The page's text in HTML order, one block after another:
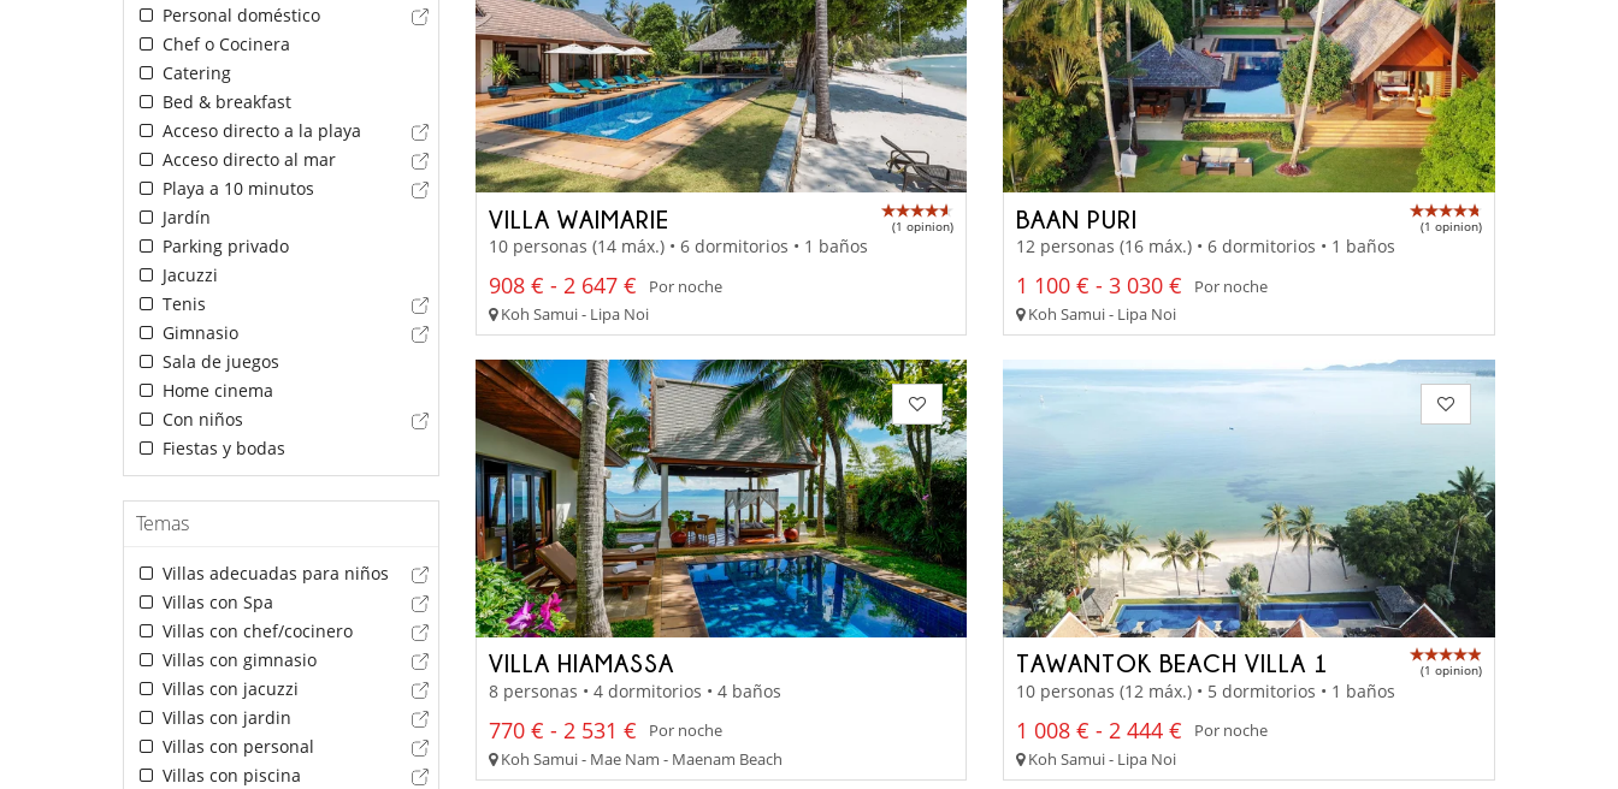
Personal doméstico
Chef o Cocinera
Catering
Bed & breakfast
Acceso directo a la playa
Acceso directo al mar
Playa a 10 minutos
Jardín
Parking privado
Jacuzzi
Tenis
Gimnasio
Sala de juegos
Home cinema
Con niños
Fiestas y bodas
Temas
Villas adecuadas para niños
Villas con Spa
Villas con chef/cocinero
Villas con gimnasio
Villas con jacuzzi
Villas con jardin
Villas con personal
Villas con piscina
VILLA WAIMARIE (1 opinion)
10 personas (14 máx.) • 6 dormitorios • 1 baños
908 € - 2 647 €
Por noche
Koh Samui - Lipa Noi
BAAN PURI (1 opinion)
12 personas (16 máx.) • 6 dormitorios • 1 baños
1 100 € - 3 030 €
Por noche
Koh Samui - Lipa Noi
VILLA HIAMASSA
8 personas • 4 dormitorios • 4 baños
770 € - 2 531 €
Por noche
Koh Samui - Mae Nam - Maenam Beach
TAWANTOK BEACH VILLA 1 (1 opinion)
10 personas (12 máx.) • 5 dormitorios • 1 baños
1 008 € - 2 444 €
Por noche
Koh Samui - Lipa Noi